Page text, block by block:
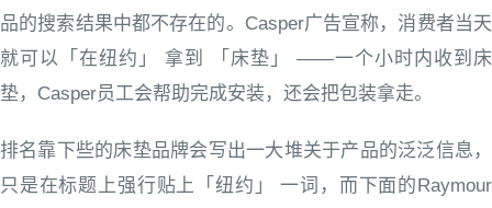
品的搜索结果中都不存在的。Casper广告宣称，消费者当天
就可以「在纽约」 拿到 「床垫」 ——一个小时内收到床
垫，Casper员工会帮助完成安装，还会把包装拿走。
排名靠下些的床垫品牌会写出一大堆关于产品的泛泛信息，
只是在标题上强行贴上「纽约」 一词，而下面的Raymour